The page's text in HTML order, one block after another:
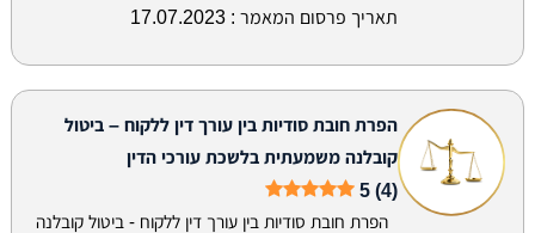
תאריך פרסום המאמר : 17.07.2023
הפרת חובת סודיות בין עורך דין ללקוח – ביטול
קובלנה משמעתית בלשכת עורכי הדין
5 (4)
הפרת חובת סודיות בין עורך דין ללקוח - ביטול קובלנה